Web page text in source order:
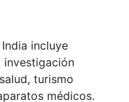
incluye
investigación
turismo
médicos.